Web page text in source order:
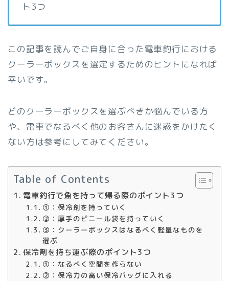
ト3つ
この記事を読んでご自身に合った電車釣行における
クーラーボックスを選定するためのヒントになれば
幸いです。
どのクーラーボックスを選ぶべきか悩んでいる方
や、電車でなるべく他のお客さんに迷惑をかけたく
ない方は参考にしてみてください。
Table of Contents
電車釣行で魚を持って帰る際のポイント3つ
①：保冷剤を持っていく
②：厚手のビニール袋を持っていく
③：クーラーボックスはなるべく軽量なものを
選ぶ
保冷剤を持ち運ぶ際のポイント3つ
①：なるべく空間を作らない
②：保冷力の高い保冷バッグに入れる